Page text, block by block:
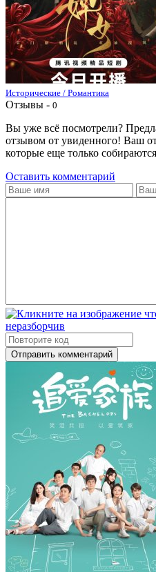
Исторические / Романтика
Отзывы - 0
Вы уже всё посмотрели?
отзывом от увиденного! Ваш
которые еще только
Оставить комментарий
Отправить комментарий